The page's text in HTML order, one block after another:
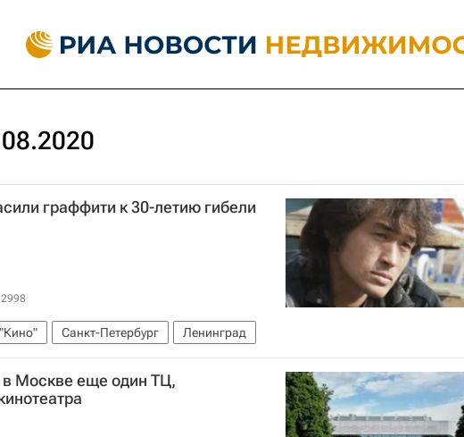
граффити к 30-летию гибели
2998
Санкт-Петербург Ленинград
в Москве еще один ТЦ,